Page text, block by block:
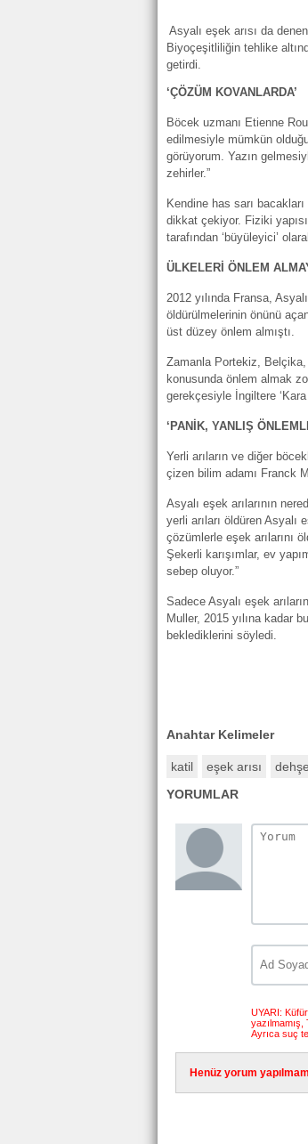
Asyalı eşek arısı da
Biyoçeşitliliğin tehlike
getirdi.
‘ÇÖZÜM KOVANLARDA’
Böcek uzmanı Etienne
edilmesiyle mümkün
görüyorum. Yazın
zehirler.”
Kendine has sarı
dikkat çekiyor. Fiziki
tarafından ‘büyüleyici’
ÜLKELERİ ÖNLEM
2012 yılında Fransa,
öldürülmelerinin önünü
üst düzey önlem almıştı.
Zamanla Portekiz, Belçika,
konusunda önlem almak
gerekçesiyle İngiltere
‘PANİK, YANLIŞ
Yerli arıların ve diğer
çizen bilim adamı Franck
Asyalı eşek arılarının
yerli arıları öldüren Asyalı
çözümlerle eşek arılarını
Şekerli karışımlar, ev
sebep oluyor.”
Sadece Asyalı eşek
Muller, 2015 yılına kadar
beklediklerini söyledi.
Anahtar Kelimeler
katil eşek arısı
YORUMLAR
UYARI:
Ayrıca suç
Henüz yorum